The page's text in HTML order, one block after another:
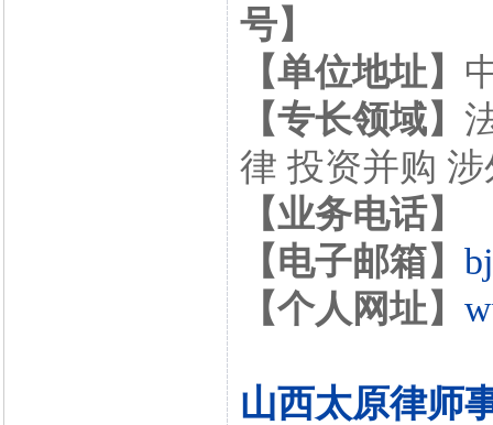
号】
【单位地址】
【专长领域】
律 投资并购
【业务电话】
【电子邮箱】
【个人网址】
山西太原律师